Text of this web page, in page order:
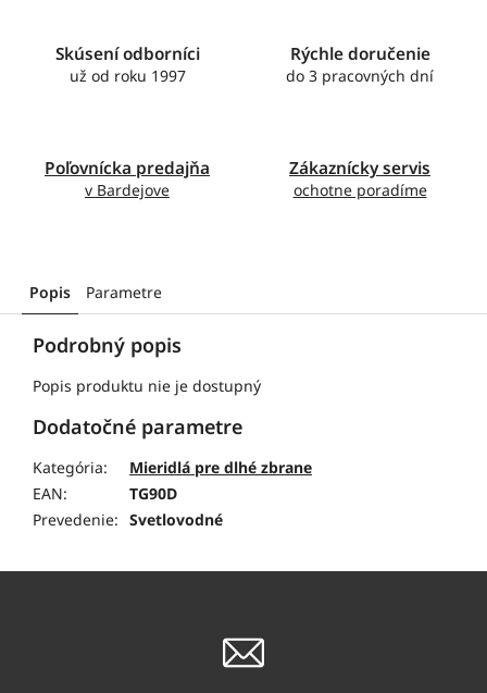
Skúsení odborníci
už od roku 1997
Rýchle doručenie
do 3 pracovných dní
Poľovnícka predajňa
v Bardejove
Zákaznícky servis
ochotne poradíme
Popis Parametre
Podrobný popis
Popis produktu nie je dostupný
Dodatočné parametre
Kategória:
Mieridlá pre dlhé zbrane
EAN:
TG90D
Prevedenie: Svetlovodné